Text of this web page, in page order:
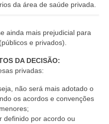
da área de saúde privada.
ainda mais prejudicial para
e privados).
DA DECISÃO:
privadas:
não será mais adotado o
os acordos e convenções
definido por acordo ou